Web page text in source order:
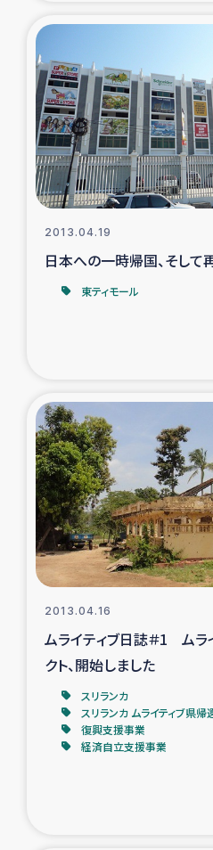
デニヤヤ小規模
コーヒー
アイナロ県マウベシ郡
女性の生計
2013.04.19
日本への一時帰国、そして
東ティモール
2013.04.16
ムライティブ日誌＃1 ムラ
クト、開始しました
スリランカ
スリランカ ムライティブ県
復興支援事業
経済自立支援事業